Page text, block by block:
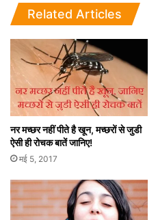
Related Articles
नर मच्छर नहीं पीते है खून, मच्छरों से जुडी
ऐसी ही रोचक बातें जानिए!
मई 5, 2017